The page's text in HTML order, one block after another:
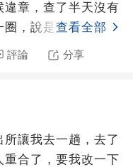
章，查了半天沒有
，說是交警為了完
查看全部
評論 分享
讓我去一趟，去了
合了，要我改一下